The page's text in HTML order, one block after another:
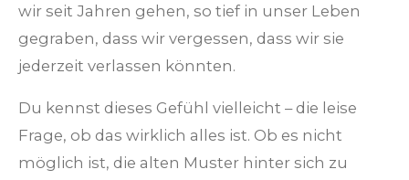
wir seit Jahren gehen, so tief in unser Leben
gegraben, dass wir vergessen, dass wir sie
jederzeit verlassen könnten.
Du kennst dieses Gefühl vielleicht – die leise
Frage, ob das wirklich alles ist. Ob es nicht
möglich ist, die alten Muster hinter sich zu